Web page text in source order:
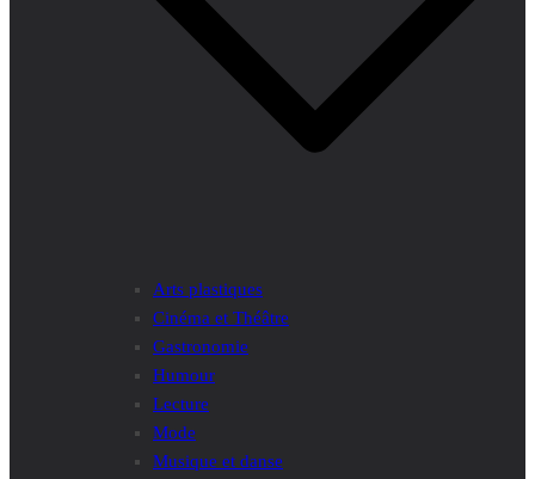
Arts plastiques
Cinéma et Théâtre
Gastronomie
Humour
Lecture
Mode
Musique et danse